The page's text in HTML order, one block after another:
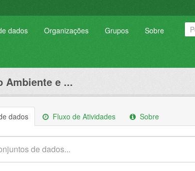
dados Organizações Grupos Sobre
Ambiente e ...
dados Fluxo de Atividades Sobre